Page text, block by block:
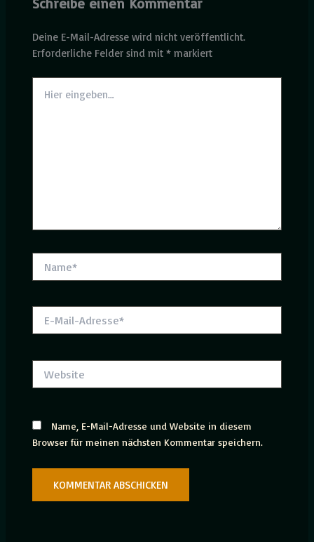
Deine E-Mail-Adresse wird nicht veröffentlicht.
Erforderliche Felder sind mit *markiert
eingeben…
Mail-
Name, E-Mail-Adresse und Website in diesem
Browser für meinen nächsten Kommentar speichern.